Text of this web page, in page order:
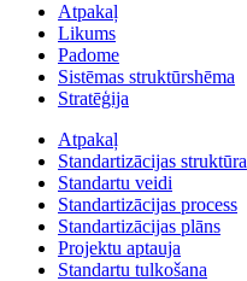
Atpakaļ
Likums
Padome
Sistēmas struktūrshēma
Stratēģija
Atpakaļ
Standartizācijas struktūra
Standartu veidi
Standartizācijas process
Standartizācijas plāns
Projektu aptauja
Standartu tulkošana